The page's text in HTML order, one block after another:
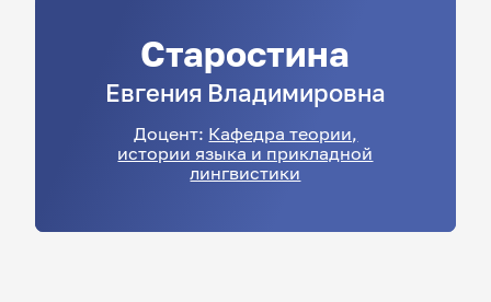
Старостина
Евгения Владимировна
Доцент: Кафедра теории,
истории языка и прикладной
лингвистики